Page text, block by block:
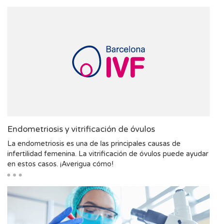
Endometriosis y vitrificación de óvulos
La endometriosis es una de las principales causas de
infertilidad femenina. La vitrificación de óvulos puede ayudar
en estos casos. ¡Averigua cómo!